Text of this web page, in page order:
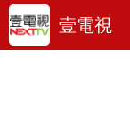
壹電視